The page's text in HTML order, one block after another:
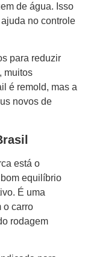
de água. Isso
no controle
para reduzir
muitos
é remold, mas a
novos de
está o
equilíbrio
É uma
o carro
rodagem